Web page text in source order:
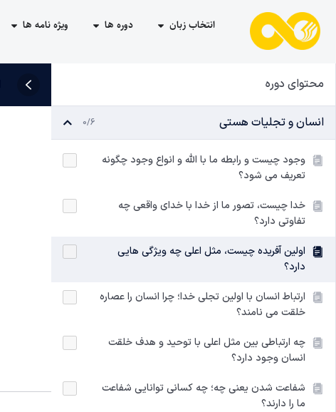
انتخاب زبان دوره ها ویژه نامه ها
محتوای دوره
انسان و تجلیات هستی 0/6
وجود چیست و رابطه ما با الله و انواع وجود چگونه
تعریف می شود؟
خدا چیست، تصور ما از خدا با خدای واقعی چه
تفاوتی دارد؟
اولین آفریده چیست، مثل اعلی چه ویژگی‌ هایی
دارد؟
ارتباط انسان با اولین تجلی خدا؛ چرا انسان را عصاره
خلقت می‌ نامند؟
چه ارتباطی بین مثل اعلی با توحید و هدف خلقت
انسان وجود دارد؟
شفاعت شدن یعنی چه؛ چه کسانی توانایی شفاعت
ما را دارند؟